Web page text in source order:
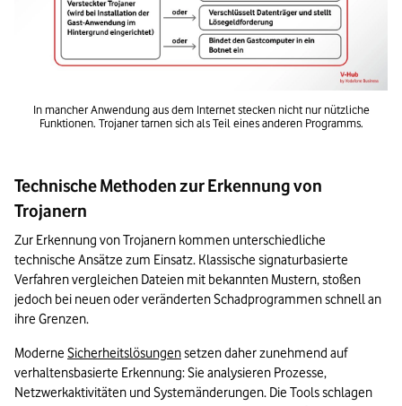
Funktionen. Trojaner tarnen sich als Teil eines anderen Programms.
Technische Methoden zur Erkennung von
Trojanern
Zur Erkennung von Trojanern kommen unterschiedliche
technische Ansätze zum Einsatz. Klassische signaturbasierte
Verfahren vergleichen Dateien mit bekannten Mustern, stoßen
jedoch bei neuen oder veränderten Schadprogrammen schnell an
ihre Grenzen.
Moderne Sicherheitslösungen setzen daher zunehmend auf
verhaltensbasierte Erkennung: Sie analysieren Prozesse,
Netzwerkaktivitäten und Systemänderungen. Die Tools schlagen